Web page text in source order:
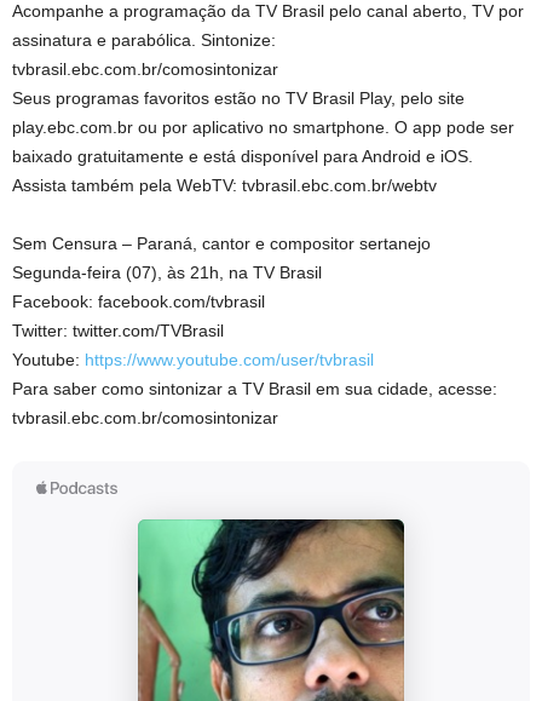
Acompanhe a programação da TV Brasil pelo canal aberto, TV por
assinatura e parabólica. Sintonize:
tvbrasil.ebc.com.br/comosintonizar
Seus programas favoritos estão no TV Brasil Play, pelo site
play.ebc.com.br ou por aplicativo no smartphone. O app pode ser
baixado gratuitamente e está disponível para Android e iOS.
Assista também pela WebTV: tvbrasil.ebc.com.br/webtv
Sem Censura – Paraná, cantor e compositor sertanejo
Segunda-feira (07), às 21h, na TV Brasil
Facebook: facebook.com/tvbrasil
Twitter: twitter.com/TVBrasil
Youtube: https://www.youtube.com/user/tvbrasil
Para saber como sintonizar a TV Brasil em sua cidade, acesse:
tvbrasil.ebc.com.br/comosintonizar